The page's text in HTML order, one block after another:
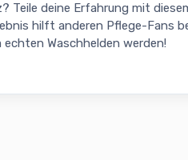
Teile deine Erfahrung mit
hilft anderen Pflege-Fans
Waschhelden werden!